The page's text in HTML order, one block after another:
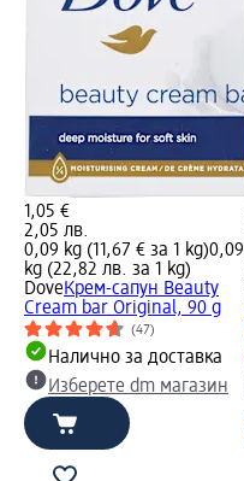
1,05 €
2,05 лв.
0,09 kg (11,67 € за 1 kg)0,09
kg (22,82 лв. за 1 kg)
DoveКрем-сапун Beauty
Cream bar Original, 90 g
(47)
Налично за доставка
Изберете dm магазин